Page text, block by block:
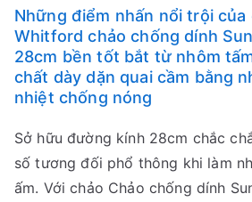
Những điểm nhấn nổi trội của
Whitford chảo chống dính
28cm bền tốt bắt từ nhôm
chất dày dặn quai cầm bằng
nhiệt chống nóng
Sở hữu đường kính 28cm chắc
số tương đối phổ thông khi làm
ấm. Với chảo Chảo chống dính